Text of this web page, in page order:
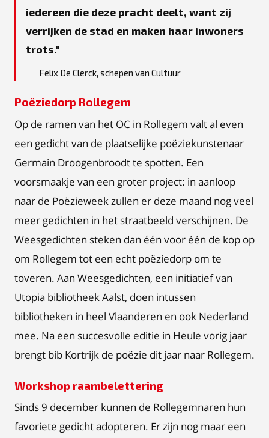
iedereen die deze pracht deelt, want zij
verrijken de stad en maken haar inwoners
trots.
Felix De Clerck, schepen van Cultuur
Poëziedorp Rollegem
Op de ramen van het OC in Rollegem valt al even
een gedicht van de plaatselijke poëziekunstenaar
Germain Droogenbroodt te spotten. Een
voorsmaakje van een groter project: in aanloop
naar de Poëzieweek zullen er deze maand nog veel
meer gedichten in het straatbeeld verschijnen. De
Weesgedichten steken dan één voor één de kop op
om Rollegem tot een echt poëziedorp om te
toveren. Aan Weesgedichten, een initiatief van
Utopia bibliotheek Aalst, doen intussen
bibliotheken in heel Vlaanderen en ook Nederland
mee. Na een succesvolle editie in Heule vorig jaar
brengt bib Kortrijk de poëzie dit jaar naar Rollegem.
Workshop raambelettering
Sinds 9 december kunnen de Rollegemnaren hun
favoriete gedicht adopteren. Er zijn nog maar een